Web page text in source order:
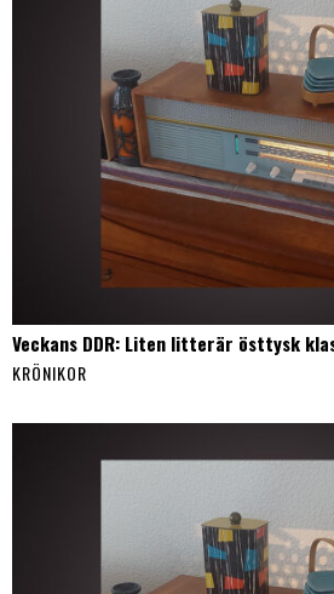
Veckans DDR: Liten litterär östtysk
KRÖNIKOR